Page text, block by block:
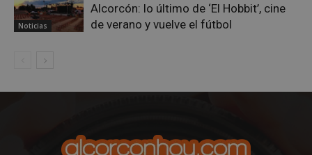
Noticias
Alcorcón: lo último de ‘El Hobbit’, cine
de verano y vuelve el fútbol
embed.bsky.app